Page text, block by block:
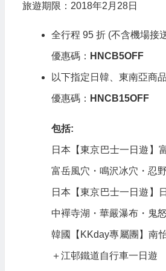
旅遊期限：2018年2月28日
全行程 95 折 (不含機場接
優惠碼： HNCB5OFF
以下指定日韓、東南亞商
優惠碼： HNCB15OFF
包括:
日本【東京巴士一日遊】
富岳風穴・鳴沢冰穴・忍
日本【東京巴士一日遊】
中襌寺湖・華嚴瀑布・鬼
韓國【KKday專屬團】南
＋江邨鐵道自行車一日遊